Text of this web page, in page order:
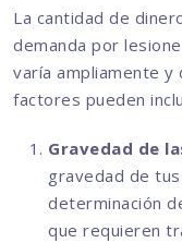
La cantidad de
demanda por
varía ampliamente
factores pueden
Gravedad de
gravedad de
determinación
que requieren